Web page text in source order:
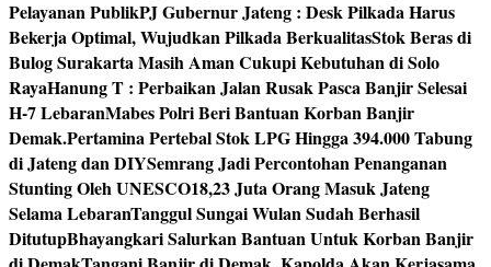
Pelayanan PublikPJ Gubernur Jateng : Desk Pilkada Harus
Bekerja Optimal, Wujudkan Pilkada BerkualitasStok Beras di
Bulog Surakarta Masih Aman Cukupi Kebutuhan di Solo
RayaHanung T : Perbaikan Jalan Rusak Pasca Banjir Selesai
H-7 LebaranMabes Polri Beri Bantuan Korban Banjir
Demak.Pertamina Pertebal Stok LPG Hingga 394.000 Tabung
di Jateng dan DIYSemrang Jadi Percontohan Penanganan
Stunting Oleh UNESCO18,23 Juta Orang Masuk Jateng
Selama LebaranTanggul Sungai Wulan Sudah Berhasil
DitutupBhayangkari Salurkan Bantuan Untuk Korban Banjir